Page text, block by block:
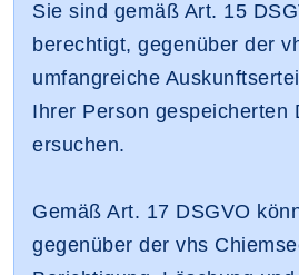
Sie sind gemäß Art. 15
berechtigt, gegenüber der
umfangreiche
Ihrer Person gespeicherten
ersuchen.
Gemäß Art. 17 DSGVO
gegenüber der vhs